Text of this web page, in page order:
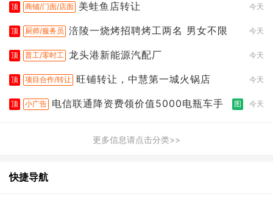
顶 商铺/门面/店面 美蛙鱼店转让 今天
顶 厨师/服务员 涪陵一烧烤招聘烤工两名 男女不限 今天
顶 普工/零时工 龙头港新能源汽配厂 今天
顶 项目合作/转让 旺铺转让，中慧第一城火锅店 今天
顶 小广告 电信联通降资费领价值5000电瓶车手 图 今天
更多信息请点击分类>>
快捷导航